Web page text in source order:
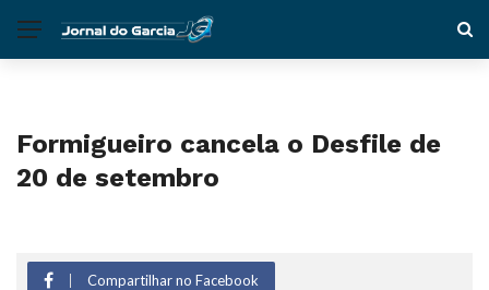
Formigueiro cancela o Desfile de
20 de setembro
Compartilhar no Facebook